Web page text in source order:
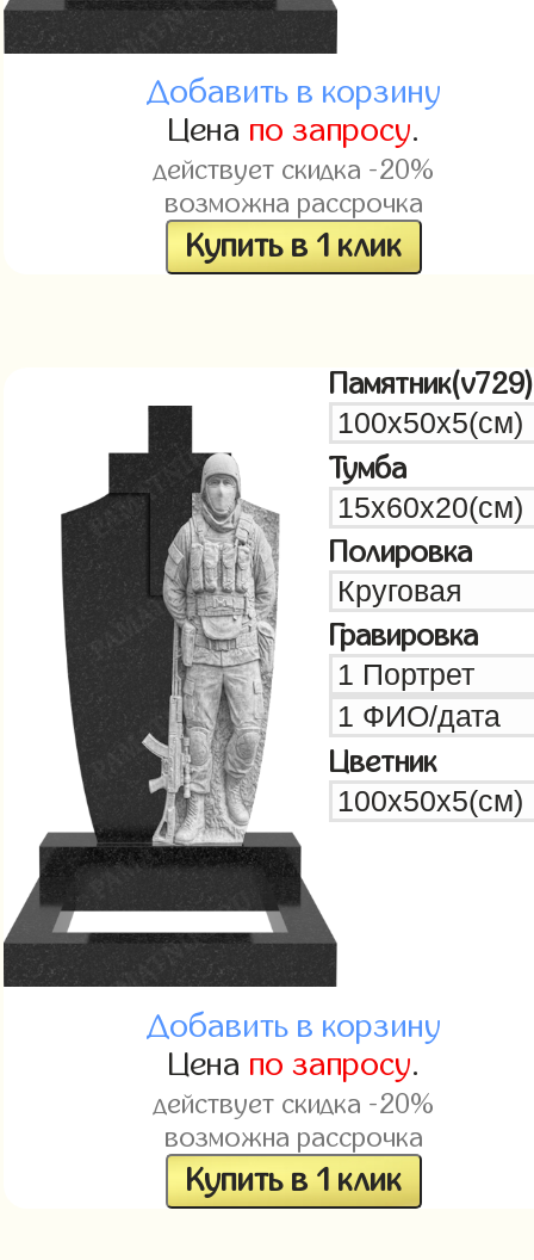
Добавить в корзину
Цена по запросу.
действует скидка -20%
возможна рассрочка
Купить в 1 клик
Памятник(v729)
Тумба
Полировка
Гравировка
Цветник
Добавить в корзину
Цена по запросу.
действует скидка -20%
возможна рассрочка
Купить в 1 клик